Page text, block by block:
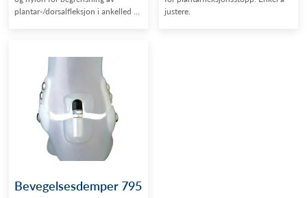
plantar-/dorsalfleksjon i ankelled ...
justere.
Bevegelsesdemper 795